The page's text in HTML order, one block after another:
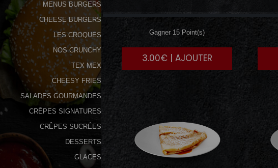
MENUS BURGERS
CHEESE BURGERS
LES CROQUES
NOS CRUNCHY
TEX MEX
CHEESY FRIES
SALADES GOURMANDES
CRÊPES SIGNATURES
CRÊPES SUCRÉES
DESSERTS
GLACES
BEURRESUCRE
Gagner 15 Point(s)
3.00€ | AJOUTER